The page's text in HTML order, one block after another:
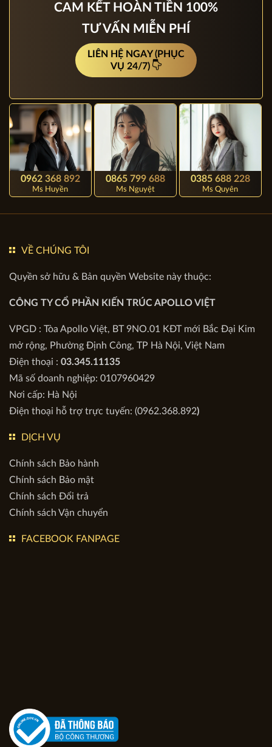
CAM KẾT HOÀN TIỀN 100%
TƯ VẤN MIỄN PHÍ
LIÊN HỆ NGAY (PHỤC
VỤ 24/7)
0962 368 892
Ms Huyền
0865 799 688
Ms Nguyệt
0385 688 228
Ms Quyên
VỀ CHÚNG TÔI
Quyền sở hữu & Bản quyền Website này thuộc:
CÔNG TY CỔ PHẦN KIẾN TRÚC APOLLO VIỆT
VPGD : Tòa Apollo Việt, BT 9NO.01 KĐT mới Bắc Đại Kim
mở rộng, Phường Định Công, TP Hà Nội, Việt Nam
Điện thoại : 03.345.11135
Mã số doanh nghiệp: 0107960429
Nơi cấp: Hà Nội
Điện thoại hỗ trợ trực tuyến: (0962.368.892)
DỊCH VỤ
Chính sách Bảo hành
Chính sách Bảo mật
Chính sách Đổi trả
Chính sách Vận chuyển
FACEBOOK FANPAGE